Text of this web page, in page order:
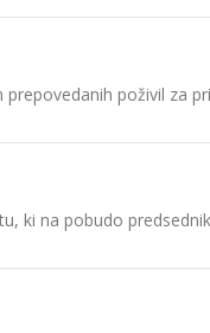
poživil za
ki na pobudo